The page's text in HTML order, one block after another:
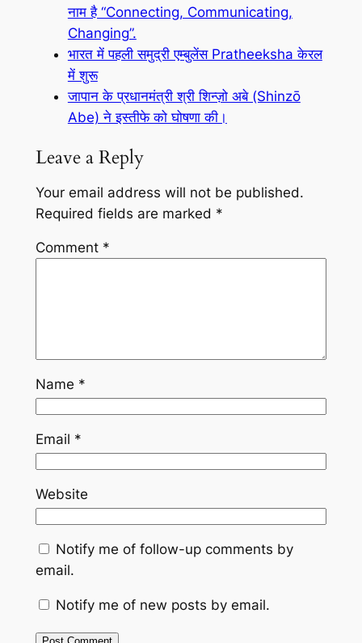
नाम है “Connecting, Communicating,
Changing”.
भारत में पहली समुद्री एम्बुलेंस Pratheeksha केरल
में शुरू
जापान के प्रधानमंत्री श्री शिन्ज़ो अबे (Shinzō
Abe) ने इस्तीफे को घोषणा की।
Leave a Reply
Your email address will not be published.
Required fields are marked *
Comment *
Name *
Email *
Website
Notify me of follow-up comments by
email.
Notify me of new posts by email.